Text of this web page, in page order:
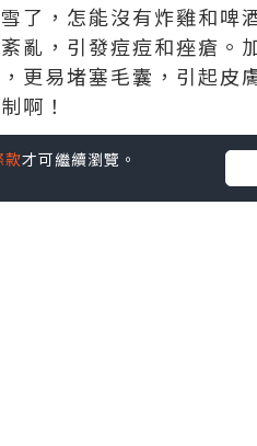
了，怎能沒有炸雞和啤
亂，引發痘痘和痤瘡。
更易堵塞毛囊，引起皮
啊！
款才可繼續瀏覽。